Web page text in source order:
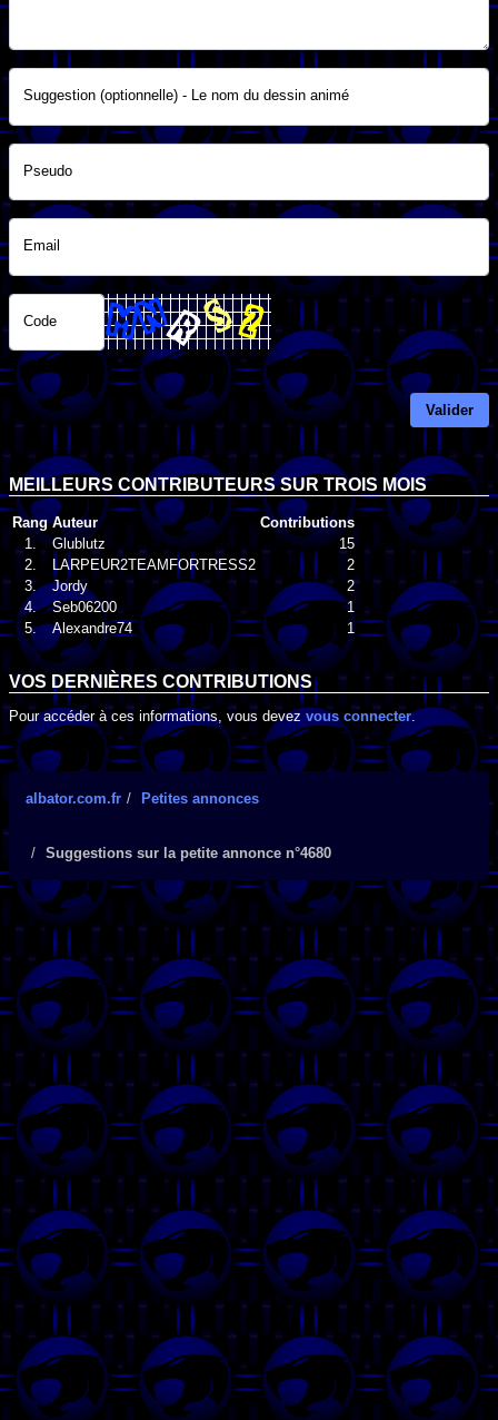
Suggestion (optionnelle) - Le nom du dessin animé
Pseudo
Email
Code
Valider
MEILLEURS CONTRIBUTEURS SUR TROIS MOIS
Rang Auteur
Contributions
1.
Glublutz
15
2.
LARPEUR2TEAMFORTRESS2
2
3.
Jordy
2
4.
Seb06200
1
5.
Alexandre74 1
VOS DERNIÈRES CONTRIBUTIONS
Pour accéder à ces informations, vous devez vous connecter.
albator.com.fr Petites annonces
Suggestions sur la petite annonce n°4680